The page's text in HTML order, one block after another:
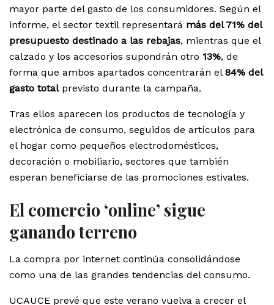
mayor parte del gasto de los consumidores. Según el
informe, el sector textil representará más del 71% del
presupuesto destinado a las rebajas, mientras que el
calzado y los accesorios supondrán otro 13%, de
forma que ambos apartados concentrarán el 84% del
gasto totalprevisto durante la campaña.
Tras ellos aparecen los productos de tecnología y
electrónica de consumo, seguidos de artículos para
el hogar como pequeños electrodomésticos,
decoración o mobiliario, sectores que también
esperan beneficiarse de las promociones estivales.
El comercio ‘online’ sigue
ganando terreno
La compra por internet continúa consolidándose
como una de las grandes tendencias del consumo.
UCAUCE prevé que este verano vuelva a crecer el